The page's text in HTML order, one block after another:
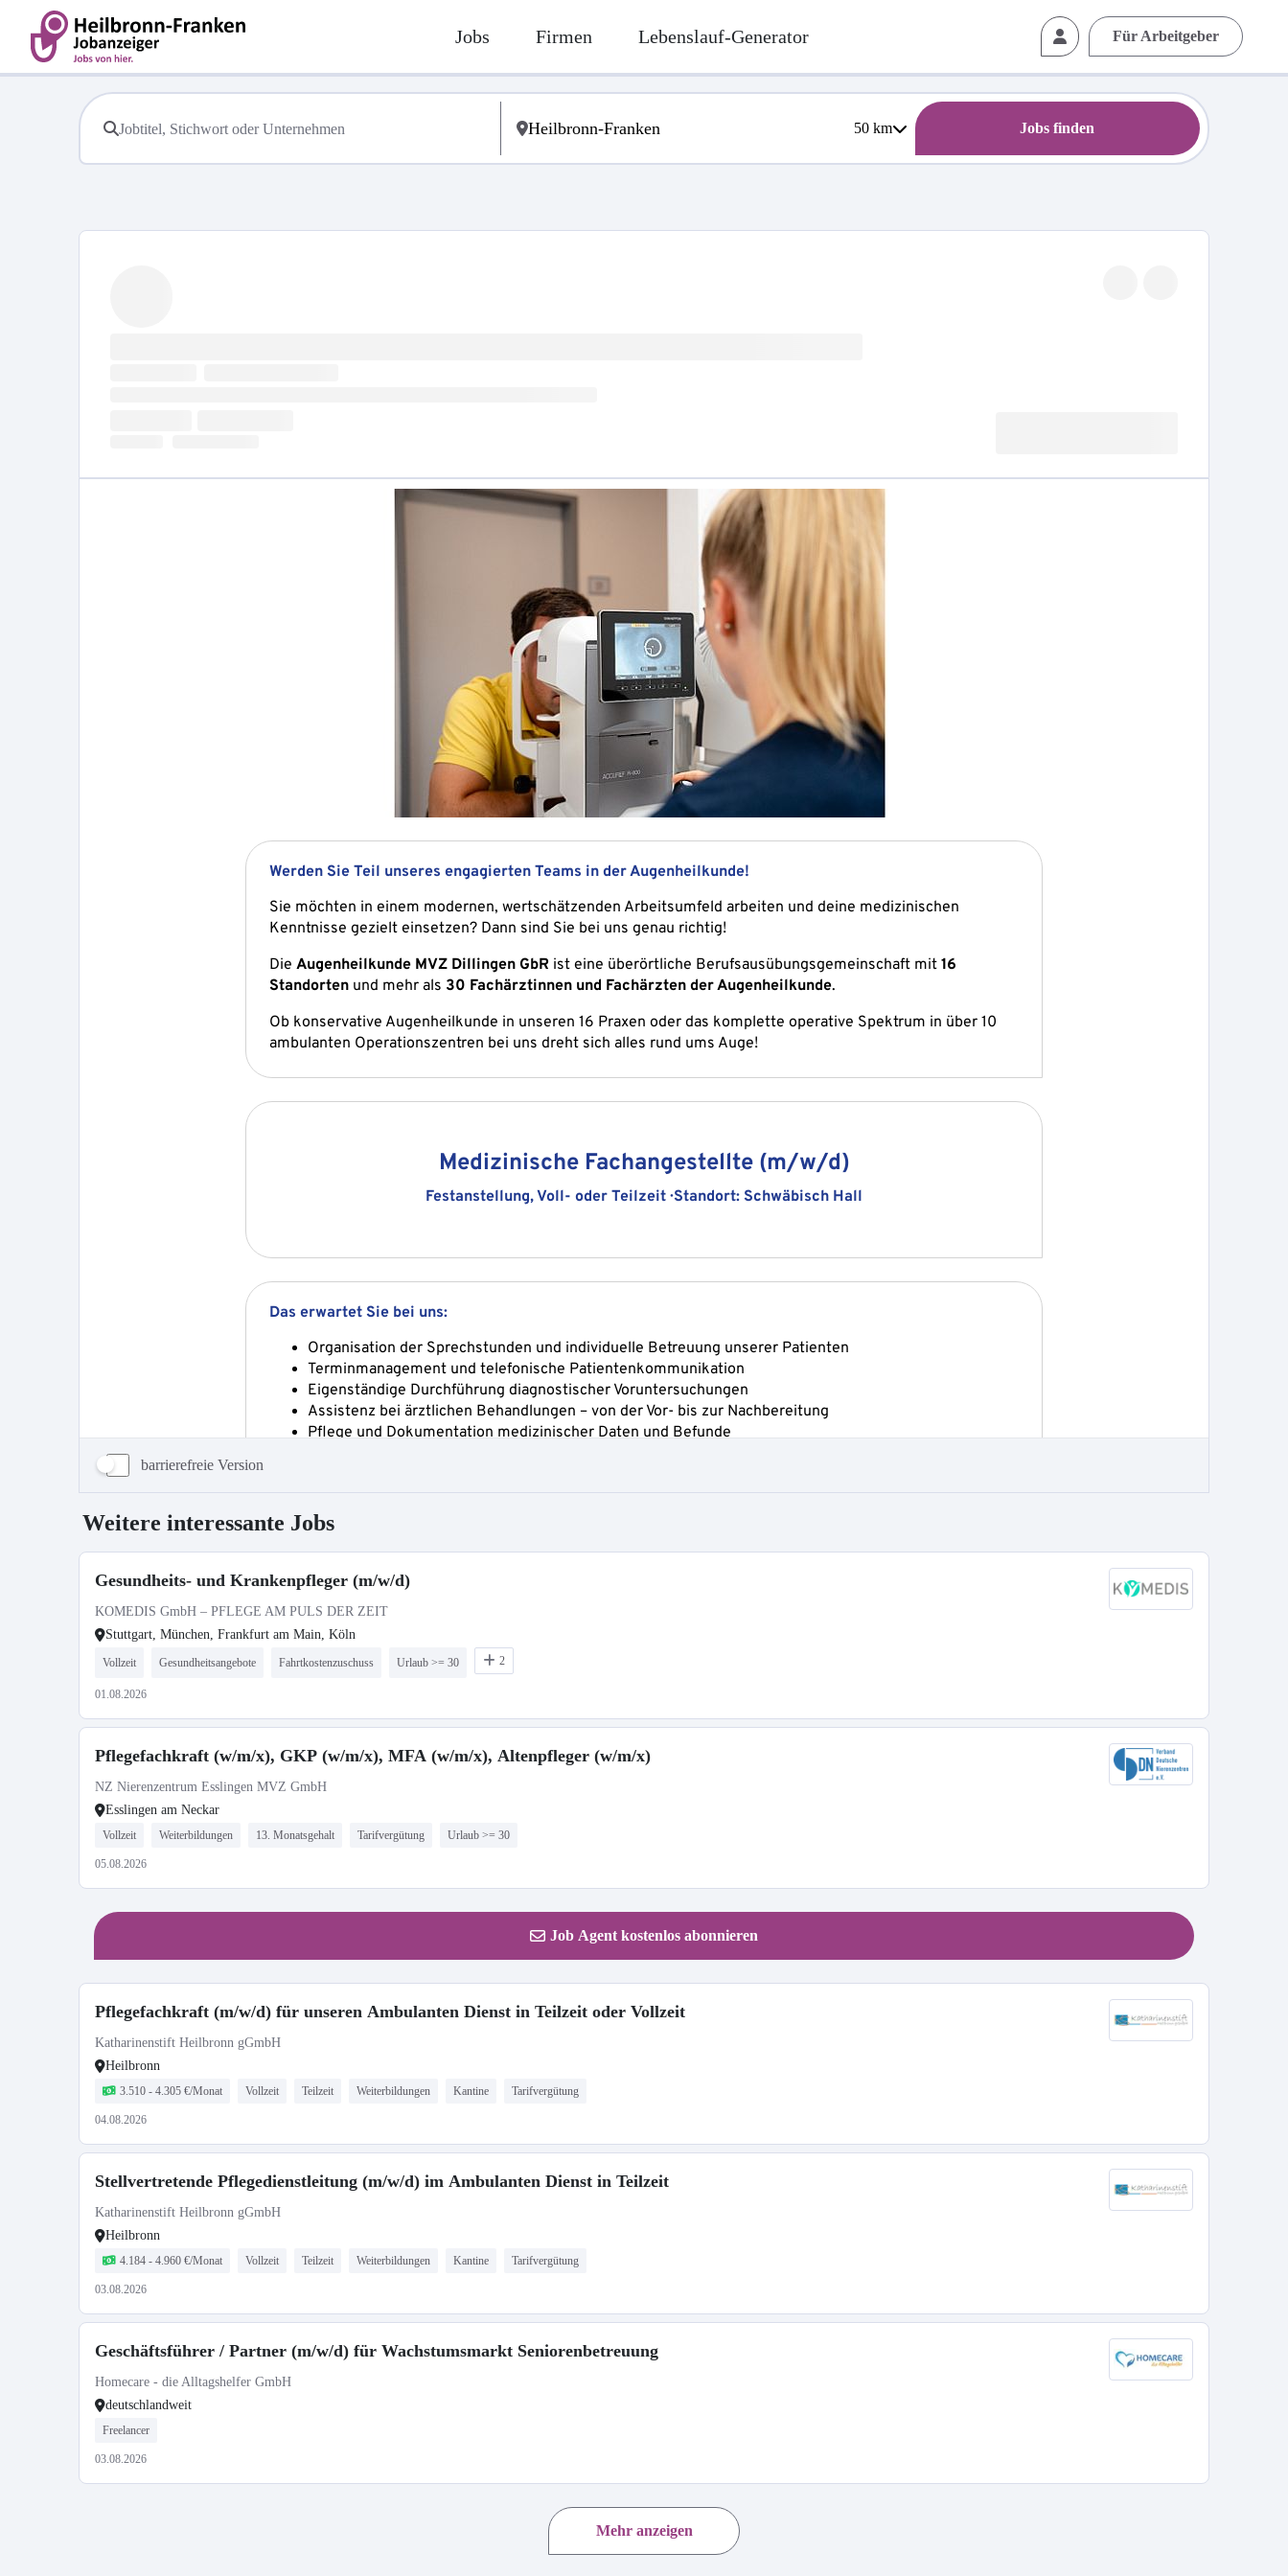
Jobs Firmen Lebenslauf-Generator Für Arbeitgeber
50km Jobs finden
barrierefreie Version
Weitere interessante Jobs
Gesundheits- und Krankenpfleger (m/w/d)
KOMEDIS GmbH – PFLEGE AM PULS DER ZEIT
Stuttgart, München, Frankfurt am Main, Köln
Vollzeit Gesundheitsangebote Fahrtkostenzuschuss Urlaub >= 30 2
01.08.2026
Pflegefachkraft (w/m/x), GKP (w/m/x), MFA (w/m/x), Altenpfleger (w/m/x)
NZ Nierenzentrum Esslingen MVZ GmbH
Esslingen am Neckar
Vollzeit Weiterbildungen 13. Monatsgehalt Tarifvergütung Urlaub >= 30
05.08.2026
Job Agent kostenlos abonnieren
Pflegefachkraft (m/w/d) für unseren Ambulanten Dienst in Teilzeit oder Vollzeit
Katharinenstift Heilbronn gGmbH
Heilbronn
3.510 - 4.305 €/Monat Vollzeit Teilzeit Weiterbildungen Kantine Tarifvergütung
04.08.2026
Stellvertretende Pflegedienstleitung (m/w/d) im Ambulanten Dienst in Teilzeit
Katharinenstift Heilbronn gGmbH
Heilbronn
4.184 - 4.960 €/Monat Vollzeit Teilzeit Weiterbildungen Kantine Tarifvergütung
03.08.2026
Geschäftsführer / Partner (m/w/d) für Wachstumsmarkt Seniorenbetreuung
Homecare - die Alltagshelfer GmbH
deutschlandweit
Freelancer
03.08.2026
Mehr anzeigen